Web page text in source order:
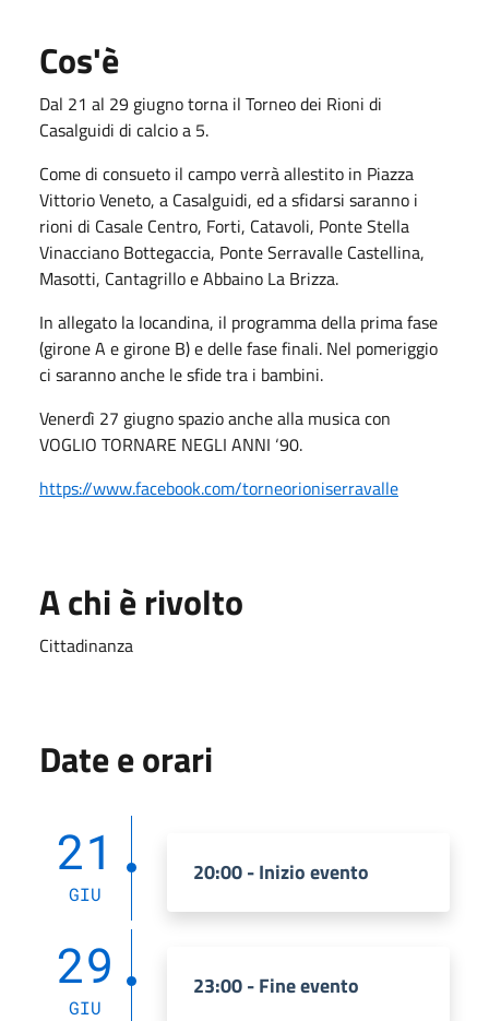
Cos'è
Dal 21 al 29 giugno torna il Torneo dei Rioni di
Casalguidi di calcio a 5.
Come di consueto il campo verrà allestito in Piazza
Vittorio Veneto, a Casalguidi, ed a sfidarsi saranno i
rioni di Casale Centro, Forti, Catavoli, Ponte Stella
Vinacciano Bottegaccia, Ponte Serravalle Castellina,
Masotti, Cantagrillo e Abbaino La Brizza.
In allegato la locandina, il programma della prima fase
(girone A e girone B) e delle fase finali. Nel pomeriggio
ci saranno anche le sfide tra i bambini.
Venerdì 27 giugno spazio anche alla musica con
VOGLIO TORNARE NEGLI ANNI ‘90.
https://www.facebook.com/torneorioniserravalle
A chi è rivolto
Cittadinanza
Date e orari
21
GIU
20:00 - Inizio evento
29
GIU
23:00 - Fine evento